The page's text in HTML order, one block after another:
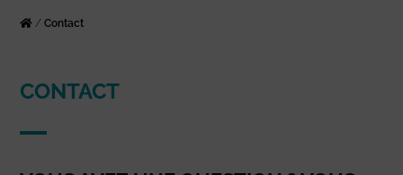
/Contact
CONTACT